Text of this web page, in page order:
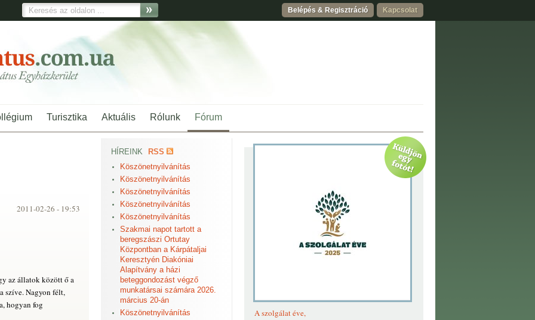
Belépés & Regisztráció Kapcsolat
Turisztika Aktuális Rólunk Fórum
2011-02-26 - 19:53
az állatok között ő a
szíve. Nagyon félt,
hogyan fog
HÍREINK
RSS
Köszönetnyilvánítás
Köszönetnyilvánítás
Köszönetnyilvánítás
Köszönetnyilvánítás
Köszönetnyilvánítás
Szakmai napot tartott a
beregszászi Ortutay
Központban a Kárpátaljai
Keresztyén Diakóniai
Alapítvány a házi
beteggondozást végző
munkatársai számára 2026.
március 20-án
Köszönetnyilvánítás
A szolgálat éve,